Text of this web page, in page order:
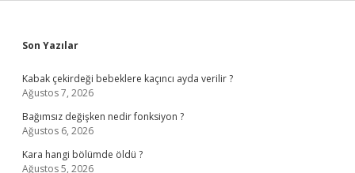
Sidebar
Son Yazılar
Kabak çekirdeği bebeklere kaçıncı ayda verilir ?
Ağustos 7, 2026
Bağımsız değişken nedir fonksiyon ?
Ağustos 6, 2026
Kara hangi bölümde öldü ?
Ağustos 5, 2026